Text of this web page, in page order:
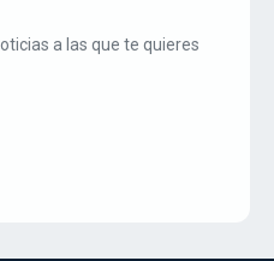
a las que te quieres